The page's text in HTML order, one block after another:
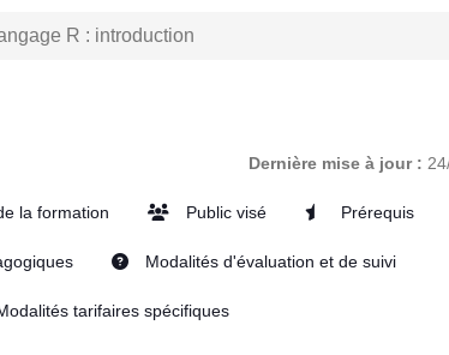
R : introduction
Dernière mise à jour :
la formation Public visé Prérequis
Modalités d'évaluation et de suivi
tarifaires spécifiques